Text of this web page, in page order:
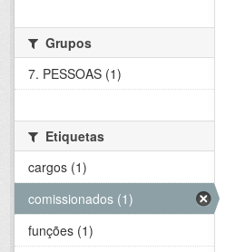
Grupos
7. PESSOAS (1)
Etiquetas
cargos (1)
comissionados (1)
funções (1)